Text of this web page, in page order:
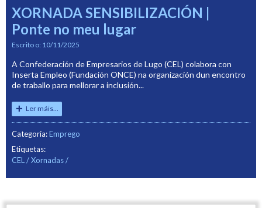
XORNADA SENSIBILIZACIÓN |
Ponte no meu lugar
Escrito o: 10/11/2025
A Confederación de Empresarios de Lugo (CEL) colabora con
Inserta Empleo (Fundación ONCE) na organización dun encontro
de traballo para mellorar a inclusión...
Ler máis...
Categoría:Emprego
Etiquetas:
CEL
Xornadas